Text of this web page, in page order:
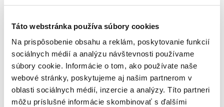
Táto webstránka používa súbory cookies
Na prispôsobenie obsahu a reklám, poskytovanie funkcií
sociálnych médií a analýzu návštevnosti používame
súbory cookie. Informácie o tom, ako používate naše
webové stránky, poskytujeme aj našim partnerom v
oblasti sociálnych médií, inzercie a analýzy. Títo partneri
môžu príslušné informácie skombinovať s ďalšími
hodnotou. Vhodné pre vegánov.
Stolové sladidlo na báze čakanky a sukralózy.
Zloženie : extrakt z koreňa čakanky (min. 98 %), zvlhčujúca
látka glycerol, karamel, sukralóza (0,1 %).
Energetická hodnota: 650 kJ/161 kcal, tuky 0 g (z toho
nasýtené mastné kyseliny 0 g), sacharidy 4,7 g (z toho cukry
4,7 g), vláknina 71,3 g, bielkoviny 0 g, soľ 0 g.
Odporúčané dávkovanie 10-20 g denne.Pri nadmernom
užívaní sa môžu vyskytnúť mierne nadúvacie účinky.
4Slim Čakankový originál
(350 g)
4Slim Čakankový originál
(700 g)